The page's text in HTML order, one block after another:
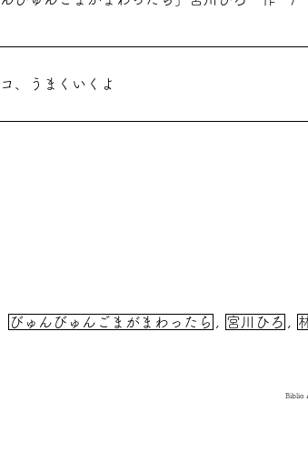
、うまくいくよ
びゅんびゅんごまがまわったら 宮川ひろ
Biblio